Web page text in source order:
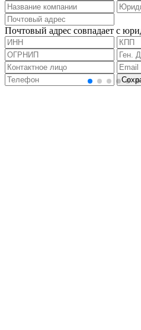
Почтовый адрес совпадает с